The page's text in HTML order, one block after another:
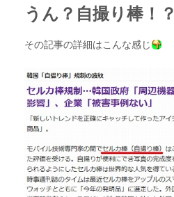
うん？自撮り棒！？
その記事の詳細はこんな感じ